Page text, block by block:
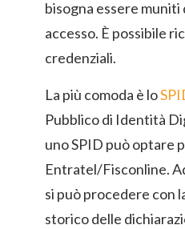
bisogna essere
accesso. È possibile
credenziali.
La più comoda è lo
Pubblico di Identità
uno SPID può optare
Entratel/Fisconline.
si può procedere con
storico delle